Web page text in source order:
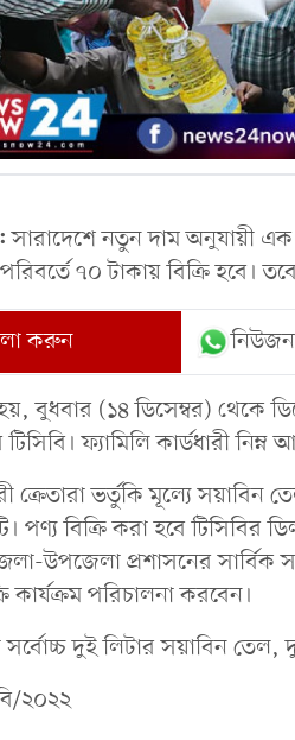
সারাদেশে নতুন দাম অনুযায়ী
৭০ টাকায় বিক্রি হবে।
করুন
বুধবার (১৪ ডিসেম্বর) থেকে
টিসিবি। ফ্যামিলি কার্ডধারী
ক্রেতারা ভর্তুকি মূল্যে
পণ্য বিক্রি করা হবে টিসিবির
উপজেলা প্রশাসনের সার্বিক
কার্যক্রম পরিচালনা করবেন।
সর্বোচ্চ দুই লিটার সয়াবিন
২০২২